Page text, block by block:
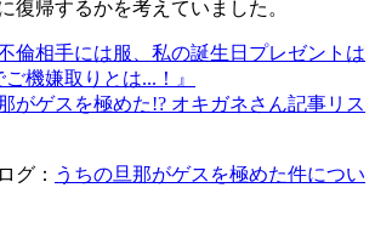
復帰するかを考えていました。
倫相手には服、私の誕生日プレゼントは
機嫌取りとは...！』
がゲスを極めた!? オキガネさん記事リス
グ： うちの旦那がゲスを極めた件につい